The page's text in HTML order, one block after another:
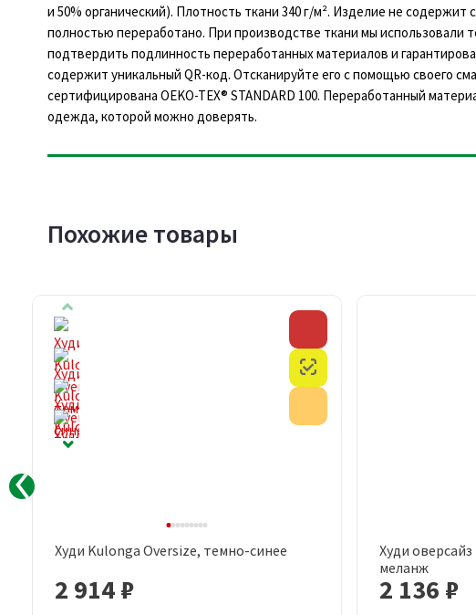
и 50% органический). Плотность ткани 340 г/м². Изделие не
полностью переработано. При производстве ткани мы
подтвердить подлинность переработанных материалов и
содержит уникальный QR-код. Отсканируйте его с помощью своего
сертифицирована OEKO-TEX® STANDARD 100. Переработанный
одежда, которой можно доверять.
Похожие товары
Честный знак
Быстрый просмотр
Худи Kulonga Oversize, темно-синее
2 914 ₽
Худи
меланж
2 136 ₽